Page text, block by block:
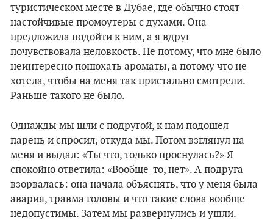
туристическом месте в Дубае, где обычно стоят
настойчивые промоутеры с духами. Она
предложила подойти к ним, а я вдруг
почувствовала неловкость. Не потому, что мне было
неинтересно понюхать ароматы, а потому что не
хотела, чтобы на меня так пристально смотрели.
Раньше такого не было.
Однажды мы шли с подругой, к нам подошел
парень и спросил, откуда мы. Потом взглянул на
меня и выдал: «Ты что, только проснулась?» Я
спокойно ответила: «Вообще-то, нет». А подруга
взорвалась: она начала объяснять, что у меня была
авария, травма головы и что такие слова вообще
недопустимы. Затем мы развернулись и ушли.